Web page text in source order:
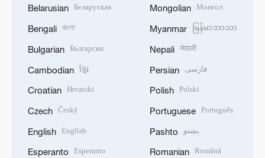
Belarusian Беларуская
Bengali বাংলা
Bulgarian Български
Cambodian ខ្មែរ
Croatian Hrvatski
Czech Český
English English
Esperanto Esperanto
Mongolian Монгол
Myanmar မြန်မာဘာသာ
Nepali नेपाली
Persian فارسی
Polish Polski
Portuguese Português
Pashto پښتو
Romanian Română